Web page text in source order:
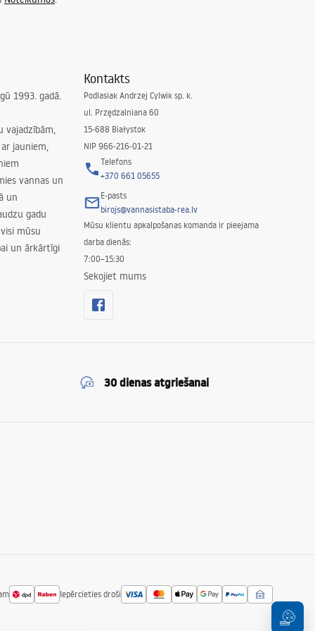
1993. gadā.
vajadzībām,
jauniem,
vannas un
un
gadu
mūsu
un ārkārtīgi
Kontakts
Podlasiak Andrzej Cylwik sp. k.
ul. Przędzalniana 60
15-688 Białystok
NIP 966-216-01-21
Telefons
+370 661 05655
E-pasts
birojs@vannasistaba-rea.lv
Mūsu klientu apkalpošanas komanda ir pieejama
darba dienās:
7:00–15:30
Sekojiet mums
30 dienas atgriešanai
Iepērcieties droši